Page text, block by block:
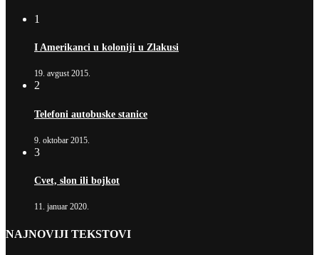
1
I Amerikanci u koloniji u Zlakusi
19. avgust 2015.
2
Telefoni autobuske stanice
9. oktobar 2015.
3
Cvet, slon ili bojkot
11. januar 2020.
NAJNOVIJI TEKSTOVI